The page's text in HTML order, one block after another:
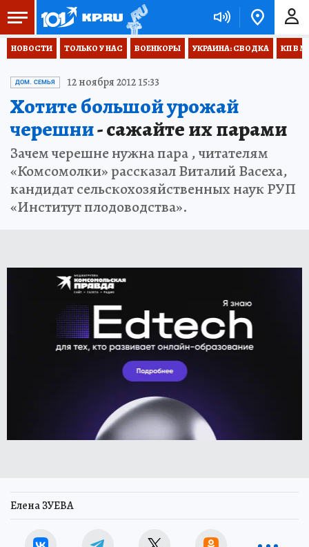
НОВОСТИ ТОЛЬКО У НАС ВОЕНКОРЫ УКРАИНА: СВОДКА КП В
ДОМ. СЕМЬЯ 12 ноября 2012 15:33
Хотите большой урожай
черешни- сажайте их парами
Зачем черешне нужна пара , читателям
«Комсомолки» рассказал Виталий Васеха,
кандидат сельскохозяйственных наук РУП
«Институт плодоводства».
Елена ЗУЕВА